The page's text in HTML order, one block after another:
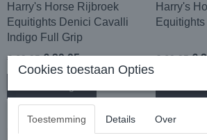
Harry's Horse Rijbroek
Equitights Denici Cavalli
Indigo Full Grip
€ 69,95 € 39,95
Harry's
€ 69,95 €
Cookies toestaan Opties
Toestemming Details Over